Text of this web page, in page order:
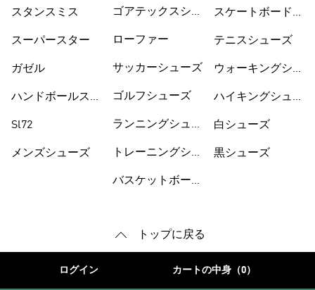
スタンスミス
スーパースター
ガゼル
ハンドボールスペ
Sl72
メンズシューズ
ゴアテックスシュ
ローファー
サッカーシューズ
ゴルフシューズ
ランニングシュー
トレーニングシュ
バスケットボール
スケートボードシ
テニスシューズ
ウォーキングシュ
ハイキングシュー
白シューズ
黒シューズ
トップに戻る
ログイン カートの中身（0）